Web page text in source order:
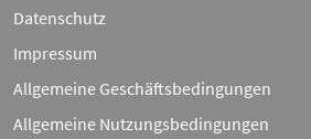
Datenschutz
Impressum
Allgemeine Geschäftsbedingungen
Allgemeine Nutzungsbedingungen